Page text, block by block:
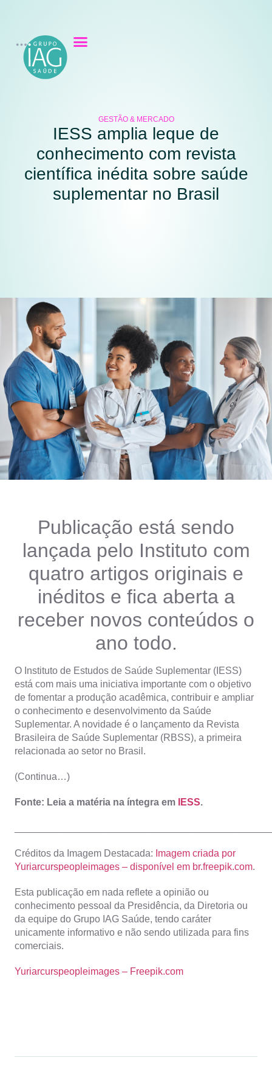
GESTÃO & MERCADO
IESS amplia leque de
conhecimento com revista
científica inédita sobre saúde
suplementar no Brasil
Publicação está sendo
lançada pelo Instituto com
quatro artigos originais e
inéditos e fica aberta a
receber novos conteúdos o
ano todo.
O Instituto de Estudos de Saúde Suplementar (IESS)
está com mais uma iniciativa importante com o objetivo
de fomentar a produção acadêmica, contribuir e ampliar
o conhecimento e desenvolvimento da Saúde
Suplementar. A novidade é o lançamento da Revista
Brasileira de Saúde Suplementar (RBSS), a primeira
relacionada ao setor no Brasil.
(Continua…)
Fonte: Leia a matéria na íntegra em IESS.
Créditos da Imagem Destacada: Imagem criada por
Yuriarcurspeopleimages – disponível em br.freepik.com.
Esta publicação em nada reflete a opinião ou
conhecimento pessoal da Presidência, da Diretoria ou
da equipe do Grupo IAG Saúde, tendo caráter
unicamente informativo e não sendo utilizada para fins
comerciais.
Yuriarcurspeopleimages – Freepik.com